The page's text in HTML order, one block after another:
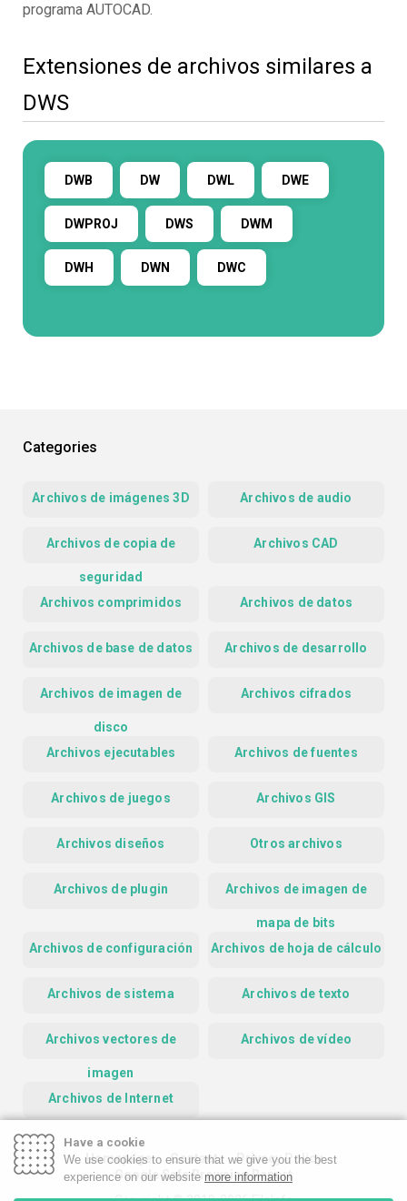
programa AUTOCAD.
Extensiones de archivos similares a
DWS
DWB DW DWL DWE
DWPROJ DWS DWM
DWH DWN DWC
Categories
Archivos de imágenes 3D Archivos de audio
Archivos de copia de
seguridad
Archivos CAD
Archivos comprimidos Archivos de datos
Archivos de base de datos Archivos de desarrollo
Archivos de imagen de
disco
Archivos cifrados
Archivos ejecutables Archivos de fuentes
Archivos de juegos Archivos GIS
Archivos diseños Otros archivos
Archivos de plugin Archivos de imagen de
mapa de bits
Archivos de configuración
Archivos de hoja de cálculo
Archivos de sistema Archivos de texto
Archivos vectores de
imagen
Archivos de vídeo
Archivos de Internet
Homepage Contact
Privacy Policy
Google Safe Browsing Report
Have a cookie
We use cookies to ensure that we give you the best
experience on our website more information